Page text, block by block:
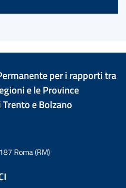
per i rapporti tra
e le Province
e Bolzano
Roma (RM)